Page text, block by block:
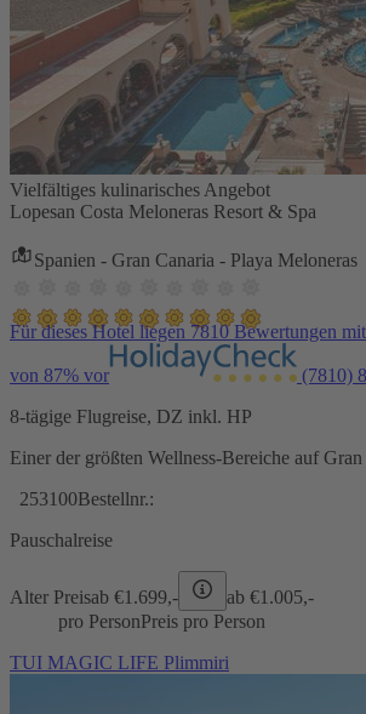
Vielfältiges kulinarisches Angebot
Lopesan Costa Meloneras Resort & Spa
Spanien - Gran Canaria - Playa Meloneras
Für dieses Hotel liegen 7810 Bewertungen
von 87% vor (7810)
8-tägige Flugreise, DZ inkl. HP
Einer der größten Wellness-Bereiche auf Gran
253100Bestellnr.:
Pauschalreise
Alter Preisab €1.699,- ab €1.005,-
pro PersonPreis pro Person
TUI MAGIC LIFE Plimmiri